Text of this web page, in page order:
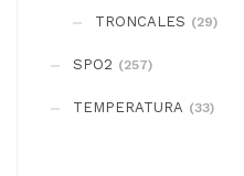
página
de
TRONCALES (29)
SPO2 (257)
TEMPERATURA (33)